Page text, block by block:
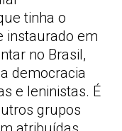
tinha o
instaurado em
no Brasil,
democracia
e leninistas. É
grupos